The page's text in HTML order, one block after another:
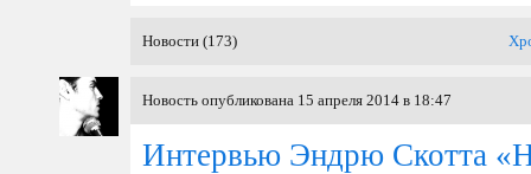
Новости (173)
Новость опубликована 15 апреля 2014 в 18:47
Интервью Эндрю Скотта